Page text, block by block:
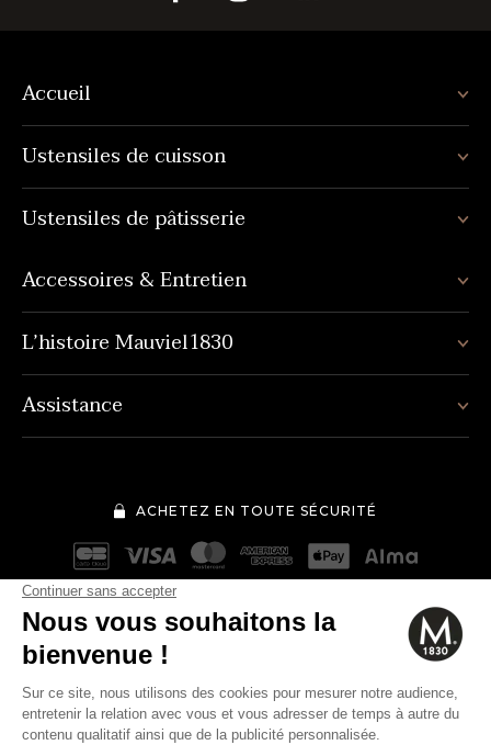
629€
Accueil
Ustensiles de cuisson
Ustensiles de pâtisserie
Accessoires & Entretien
L’histoire Mauviel1830
Assistance
ACHETEZ EN TOUTE SÉCURITÉ
Mentions légales Conditions générales de vente